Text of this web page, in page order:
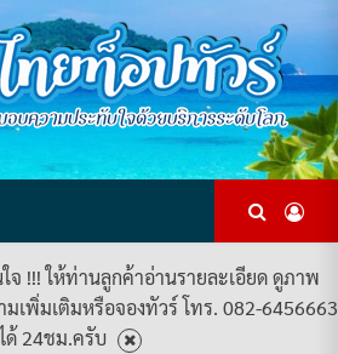
ACCOUNT
POLICY
AND
CONDITIONS
แพ็คเกจ
ทัวร์
ทั้งหมด
สู่
ไทย
ท็อป
ทัวร์
เราทั้งหมด
!!! ให้ท่านลูกค้าอ่านรายละเอียด ดูภาพ
เพิ่มเติมหรือจองทัวร์ โทร. 082-6456663
ด้ 24ชม.ครับ